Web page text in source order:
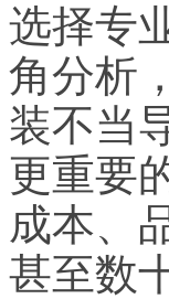
选择专
角分析
装不当
更重要
成本、
甚至数